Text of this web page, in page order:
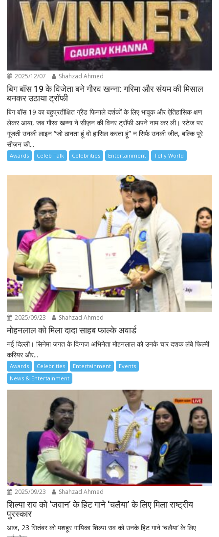
2025/12/07 Shahzad Ahmed
बिग बॉस 19 के विजेता बने गौरव खन्ना: गरिमा और संयम की मिसाल
बनकर उठाया ट्रॉफी
बिग बॉस 19 का बहुप्रतीक्षित ग्रैंड फिनाले दर्शकों के लिए भावुक और ऐतिहासिक क्षण
लेकर आया, जब गौरव खन्ना ने सीज़न की विनर ट्रॉफी अपने नाम कर ली। स्टेज पर
गूंजती उनकी लाइन “जो ठानता हूं वो हासिल करता हूं” न सिर्फ उनकी जीत, बल्कि पूरे
सीज़न की...
Awards Celeb Talk Celebrities Entertainment Telly World
2025/09/23 Shahzad Ahmed
मोहनलाल को मिला दादा साहब फाल्के अवार्ड
नई दिल्ली। सिनेमा जगत के दिग्गज अभिनेता मोहनलाल को उनके चार दशक लंबे फिल्मी
करियर और...
Awards Celebrities Entertainment
Events
News & Entertainment
2025/09/23 Shahzad Ahmed
शिल्पा राव को ‘जवान’ के हिट गाने ‘चलैया’ के लिए मिला राष्ट्रीय
पुरस्कार
आज, 23 सितंबर को मशहूर गायिका शिल्पा राव को उनके हिट गाने ‘चलैया’ के लिए